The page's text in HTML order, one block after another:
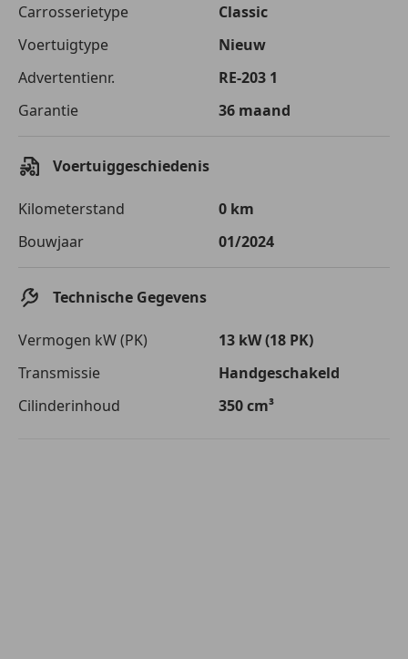
Carrosserietype
Classic
Voertuigtype
Nieuw
Advertentienr.
RE-203 1
Garantie
36 maand
Voertuiggeschiedenis
Kilometerstand
0 km
Bouwjaar
01/2024
Technische Gegevens
Vermogen kW (PK)
13 kW (18 PK)
Transmissie
Handgeschakeld
Cilinderinhoud
350 cm³